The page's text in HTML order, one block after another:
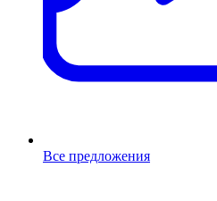
Все предложения